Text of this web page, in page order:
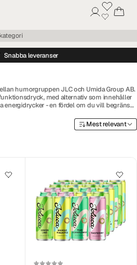
Snabba leveranser
humorgruppen JLC och Umida Group AB.
med alternativ som innehåller
energidrycker - en fördel om du vill begränsa
såsom ICA, COOP, Axfood,Mest relevant